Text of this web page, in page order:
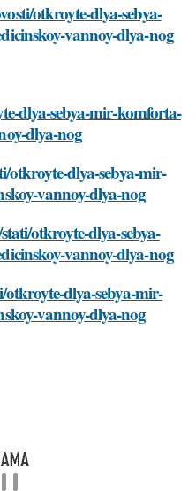
otkroyte-dlya-sebya-
vannoy-dlya-nog
dlya-sebya-mir-komforta-
dlya-nog
otkroyte-dlya-sebya-mir-
vannoy-dlya-nog
otkroyte-dlya-sebya-
vannoy-dlya-nog
dlya-sebya-mir-
vannoy-dlya-nog